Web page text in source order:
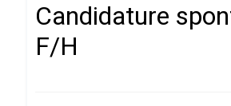
Candidature
F/H